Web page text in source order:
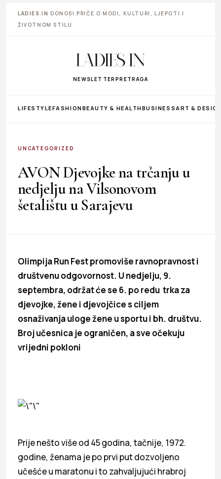
LADIES IN DONOSI PRIČE O MODI, KULTURI, LJEPOTI I
ŽIVOTNOM STILU
NEWSLETTER PRETRAGA
LIFESTYLEFASHIONBEAUTY & HEALTHBUSINESS ART &
UNCATEGORIZED
AVON Djevojke na trčanju u
nedjelju na Vilsonovom
šetalištu u Sarajevu
Olimpija Run Fest promoviše ravnopravnost i
društvenu odgovornost. U nedjelju, 9.
septembra, održat će se 6. po redu trka za
djevojke, žene i djevojčice s ciljem
osnaživanja uloge žene u sportu i bh. društvu.
Broj učesnica je ograničen, a sve očekuju
vrijedni pokloni
Prije nešto više od 45 godina, tačnije, 1972.
godine, ženama je po prvi put dozvoljeno
učešće u maratonu i to zahvaljujući hrabroj